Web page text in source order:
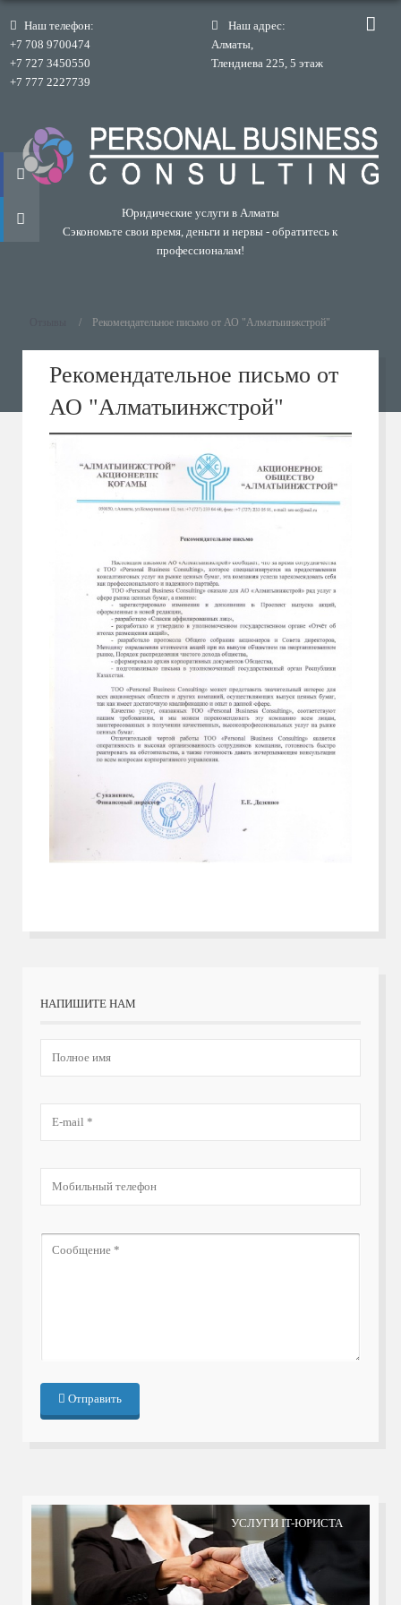
Наш телефон:
+7 708 9700474
+7 727 3450550
+7 777 2227739
Наш адрес:
Алматы,
Тлендиева 225, 5 этаж
Юридические услуги в Алматы
Сэкономьте свои время, деньги и нервы - обратитесь к
профессионалам!
Рекомендательное письмо от АО "Алматыинжстрой"
Рекомендательное письмо от
АО "Алматыинжстрой"
НАПИШИТЕ НАМ
Отправить
УСЛУГИ IT-ЮРИСТА